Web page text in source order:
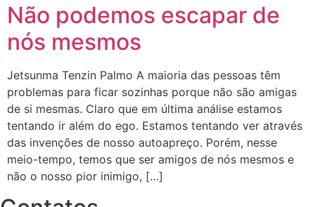
Não podemos escapar de
nós mesmos
Jetsunma Tenzin Palmo A maioria das pessoas têm
problemas para ficar sozinhas porque não são amigas
de si mesmas. Claro que em última análise estamos
tentando ir além do ego. Estamos tentando ver através
das invenções de nosso autoapreço. Porém, nesse
meio-tempo, temos que ser amigos de nós mesmos e
não o nosso pior inimigo, […]